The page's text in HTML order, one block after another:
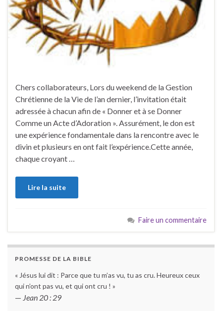
Chers collaborateurs, Lors du weekend de la Gestion
Chrétienne de la Vie de l’an dernier, l’invitation était
adressée à chacun afin de « Donner et à se Donner
Comme un Acte d’Adoration ». Assurément, le don est
une expérience fondamentale dans la rencontre avec le
divin et plusieurs en ont fait l’expérience.Cette année,
chaque croyant …
Lire la suite
Faire un commentaire
PROMESSE DE LA BIBLE
« Jésus lui dit : Parce que tu m’as vu, tu as cru. Heureux ceux
qui n’ont pas vu, et qui ont cru ! »
— Jean 20 : 29